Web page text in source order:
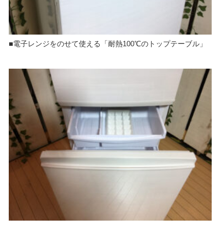
■電子レンジをのせて使える「耐熱100℃のトップテーブル」